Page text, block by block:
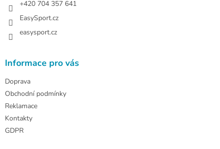
+420 704 357 641
EasySport.cz
easysport.cz
Informace pro vás
Doprava
Obchodní podmínky
Reklamace
Kontakty
GDPR